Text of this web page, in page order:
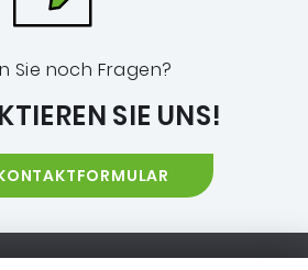
Sie noch Fragen?
SIE UNS!